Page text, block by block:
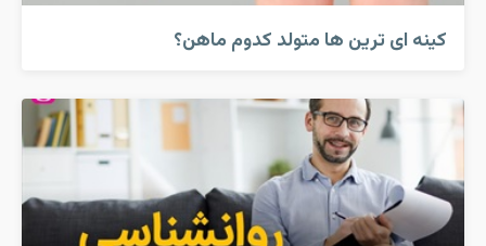
کینه ای ترین ها متولد کدوم ماهن؟